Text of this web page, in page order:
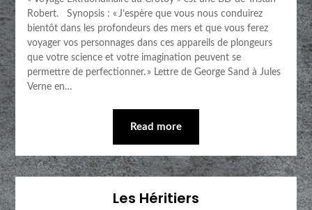
Robert. Synopsis : « J’espère que vous nous conduirez
bientôt dans les profondeurs des mers et que vous ferez
voyager vos personnages dans ces appareils de plongeurs
que votre science et votre imagination peuvent se
permettre de perfectionner. » Lettre de George Sand à Jules
Verne en…
Read more
Les Héritiers